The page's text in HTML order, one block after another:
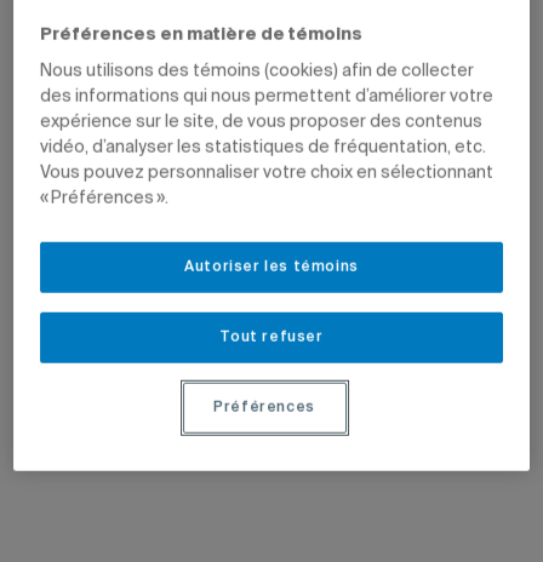
Préférences en matière de témoins
Nous utilisons des témoins (cookies) afin de collecter
des informations qui nous permettent d’améliorer votre
expérience sur le site, de vous proposer des contenus
vidéo, d’analyser les statistiques de fréquentation, etc.
Vous pouvez personnaliser votre choix en sélectionnant
« Préférences ».
Tout refuser
Autoriser les témoins
Préférences